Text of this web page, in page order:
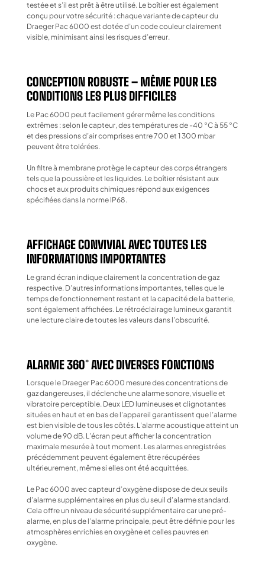
testée et s’il est prêt à être utilisé. Le boîtier est également
conçu pour votre sécurité : chaque variante de capteur du
Draeger Pac 6000 est dotée d’un code couleur clairement
visible, minimisant ainsi les risques d’erreur.
CONCEPTION ROBUSTE – MÊME POUR LES
CONDITIONS LES PLUS DIFFICILES
Le Pac 6000 peut facilement gérer même les conditions
extrêmes : selon le capteur, des températures de -40 °C à 55 °C
et des pressions d’air comprises entre 700 et 1 300 mbar
peuvent être tolérées.
Un filtre à membrane protège le capteur des corps étrangers
tels que la poussière et les liquides. Le boîtier résistant aux
chocs et aux produits chimiques répond aux exigences
spécifiées dans la norme IP68.
AFFICHAGE CONVIVIAL AVEC TOUTES LES
INFORMATIONS IMPORTANTES
Le grand écran indique clairement la concentration de gaz
respective. D’autres informations importantes, telles que le
temps de fonctionnement restant et la capacité de la batterie,
sont également affichées. Le rétroéclairage lumineux garantit
une lecture claire de toutes les valeurs dans l’obscurité.
ALARME 360° AVEC DIVERSES FONCTIONS
Lorsque le Draeger Pac 6000 mesure des concentrations de
gaz dangereuses, il déclenche une alarme sonore, visuelle et
vibratoire perceptible. Deux LED lumineuses et clignotantes
situées en haut et en bas de l’appareil garantissent que l’alarme
est bien visible de tous les côtés. L’alarme acoustique atteint un
volume de 90 dB. L’écran peut afficher la concentration
maximale mesurée à tout moment. Les alarmes enregistrées
précédemment peuvent également être récupérées
ultérieurement, même si elles ont été acquittées.
Le Pac 6000 avec capteur d’oxygène dispose de deux seuils
d’alarme supplémentaires en plus du seuil d’alarme standard.
Cela offre un niveau de sécurité supplémentaire car une pré-
alarme, en plus de l’alarme principale, peut être définie pour les
atmosphères enrichies en oxygène et celles pauvres en
oxygène.